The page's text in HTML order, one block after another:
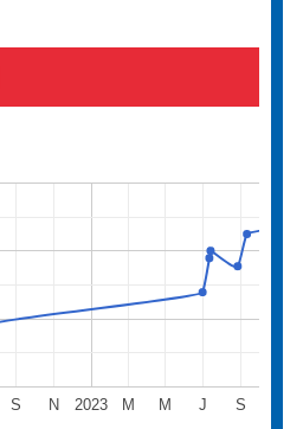
2023
S N M M J S